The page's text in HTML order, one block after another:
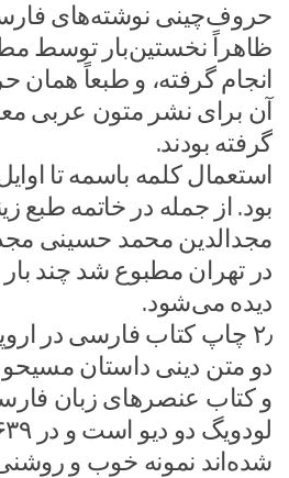
حروف‌چینی نوشته‌های
ظاهراً نخستین‌بار توسط
انجام گرفته، و طبعاً همان
آن برای نشر متون عربی
گرفته بودند.
بود. از جمله در خاتمه طبع
در تهران مطبوع شد چند بار
دیده می‌شود.
۲٫ چاپ کتاب فارسی در اروپا و هند
دو متن دینی داستان
و کتاب عنصرهای زبان
شده‌اند نمونه خوب و